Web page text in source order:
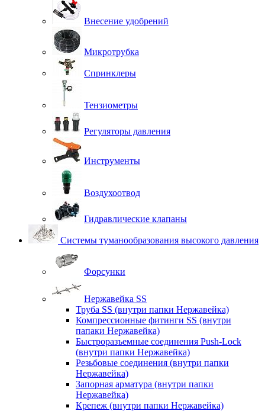
Внесение удобрений
Микротрубка
Спринклеры
Тензиометры
Регуляторы давления
Инструменты
Воздухоотвод
Гидравлические клапаны
Системы туманообразования высокого давления
Форсунки
Нержавейка SS
Труба SS (внутри папки Нержавейка)
Компрессионные фитинги SS (внутри
папаки Нержавейка)
Быстроразъемные соединения Push-Lock
(внутри папки Нержавейка)
Резьбовые соединения (внутри папки
Нержавейка)
Запорная арматура (внутри папки
Нержавейка)
Крепеж (внутри папки Нержавейка)